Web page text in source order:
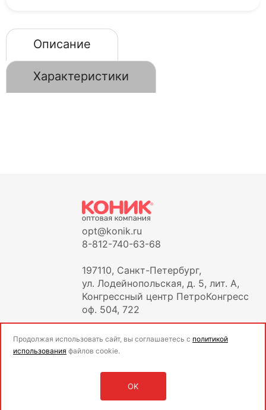
Описание
Характеристики
opt@konik.ru
8-812-740-63-68
197110, Санкт-Петербург,
ул. Лодейнопольская, д. 5, лит. А,
Конгрессный центр ПетроКонгресс
оф. 504, 722
Оставить заявку
Продолжая использовать сайт, вы соглашаетесь с политикой
использования файлов cookie.
OK